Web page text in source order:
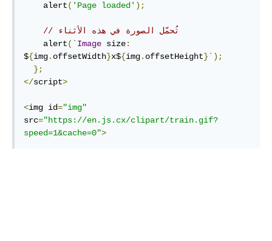
    alert
( 'Page loaded' );
// تُحمّل الصورة في هذه اﻷثناء
    alert
(`Image size:
${img. offsetWidth}x${img. offsetHeight}`);
};
</script>
<img id="img"
src="https://en.js.cx/clipart/train.gif?
speed=1&cache=0">